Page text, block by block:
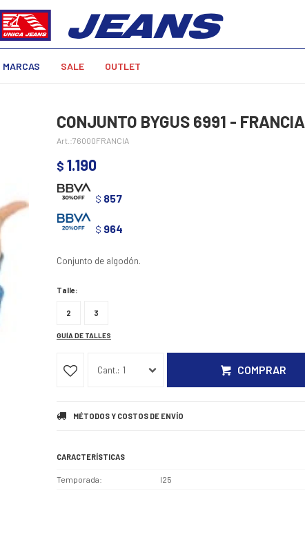
MARCAS SALE OUTLET
CONJUNTO BYGUS 6991 - FRANCIA
76000FRANCIA
$ 1.190
$ 857
$ 964
Conjunto de algodón.
Talle:
2 3
GUÍA DE TALLES
1 COMPRAR
MÉTODOS Y COSTOS DE ENVÍO
CARACTERÍSTICAS
Temporada I25